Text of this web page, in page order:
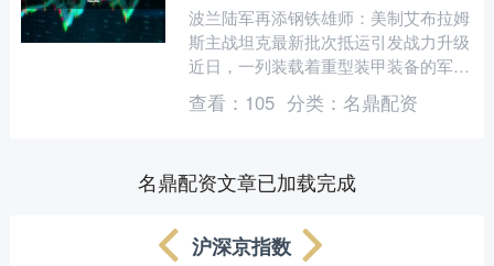
波兰陆军再添钢铁雄师：美制艾布拉姆
斯主战坦克最新批次抵运引发战力升级
近日，一列装载着重型装甲装备的军用
运输专列缓缓驶入波兰某军事基地，车
身上覆盖的迷彩帆布下隐....
查看： 105 分类： 名鼎配资
名鼎配资文章已加载完成
沪深京指数